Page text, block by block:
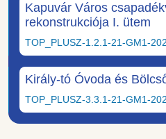
Kapuvár Város
rekonstrukciója I. ütem
TOP_PLUSZ-1.2.1-21-GM1-
Király-tó Óvoda és
TOP_PLUSZ-3.3.1-21-GM1-